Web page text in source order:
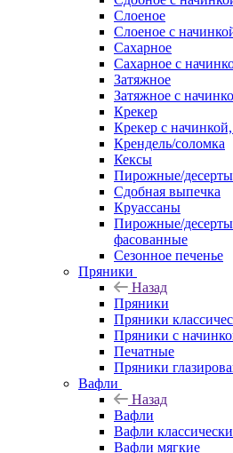
Слоеное
Слоеное с
Сахарное
Сахарное с
Затяжное
Затяжное с
Крекер
Крекер с
Крендель/соломка
Кексы
Пирожные/
Сдобная выпечка
Круассаны
Пирожные/
фасованные
Сезонное печенье
Пряники
Назад
Пряники
Пряники
Пряники с
Печатные
Пряники
Вафли
Назад
Вафли
Вафли
Вафли мягкие